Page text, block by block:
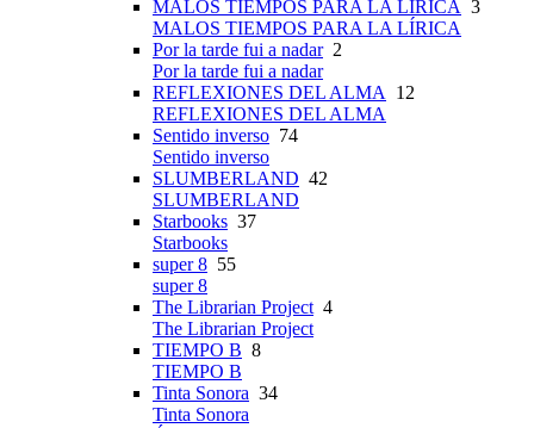
MALOS TIEMPOS PARA LA LÍRICA 3
MALOS TIEMPOS PARA LA LÍRICA
Por la tarde fui a nadar2
Por la tarde fui a nadar
REFLEXIONES DEL ALMA
12
REFLEXIONES DEL ALMA
Sentido inverso 74
Sentido inverso
SLUMBERLAND 42
SLUMBERLAND
Starbooks 37
Starbooks
super 8 55
super 8
The Librarian Project 4
The Librarian Project
TIEMPO B 8
TIEMPO B
Tinta Sonora 34
Tinta Sonora